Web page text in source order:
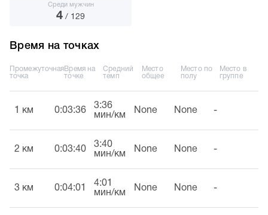
Среди мужчин
4 / 129
Время на точках
Промежуточная
точка
Время на
точке
Средний
темп
Место
общее
Место по
полу
Место в
группе
1 км 0:03:36
3:36
мин/км
None None -
2 км 0:03:40
3:40
мин/км
None None -
3 км 0:04:01
4:01
мин/км
None None -